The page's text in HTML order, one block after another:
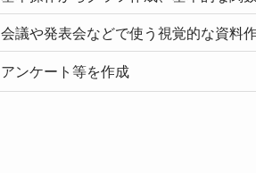
会議や発表会などで使う視覚的な資料
アンケート等を作成